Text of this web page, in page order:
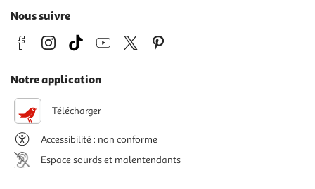
Nous suivre
Notre application
Télécharger
Accessibilité : non conforme
Espace sourds et malentendants